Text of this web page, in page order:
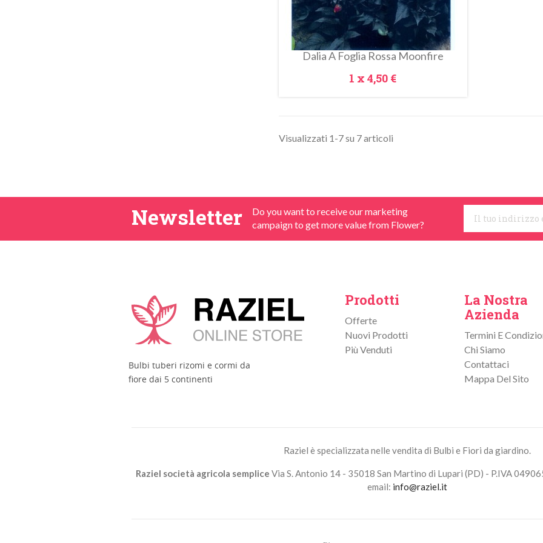
Metti Nel Carrello Anteprima
Dalia A Foglia Rossa Moonfire
Prezzo
1 x4,50 €
Visualizzati 1-7 su 7 articoli
Newsletter
Do you want to receive our marketing
campaign to get more value from Flower?
Bulbi tuberi rizomi e cormi da
fiore dai 5 continenti
Prodotti
Offerte
Nuovi Prodotti
Più Venduti
La Nostra
Azienda
Termini E
Chi Siamo
Contattaci
Mappa Del Sito
Raziel è specializzata nelle vendita di Bulbi e Fiori da giardino.
Raziel società agricola semplice Via S. Antonio 14 - 35018 San Martino di Lupari (PD) - P.IVA
email: info@raziel.it